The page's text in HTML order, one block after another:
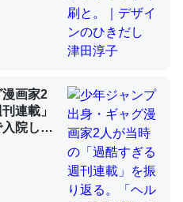
。知らんかった。調べたら
の600分の1程度。
大問題＝「昆虫はなぜ海にいな
画家2
連載」
院して
ックな